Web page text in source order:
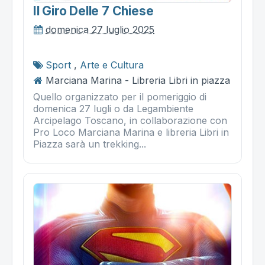
Il Giro Delle 7 Chiese
domenica 27 luglio 2025
Sport , Arte e Cultura
Marciana Marina - Libreria Libri in piazza
Quello organizzato per il pomeriggio di
domenica 27 lugli o da Legambiente
Arcipelago Toscano, in collaborazione con
Pro Loco Marciana Marina e libreria Libri in
Piazza sarà un trekking...